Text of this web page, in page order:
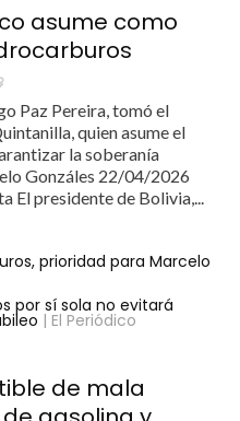
asume como
Paz Pereira, tomó el
quien asume el
la soberanía
Gonzáles 22/04/2026
El presidente de Bolivia,...
prioridad para Marcelo
por sí sola no evitará
| El Periódico
de mala